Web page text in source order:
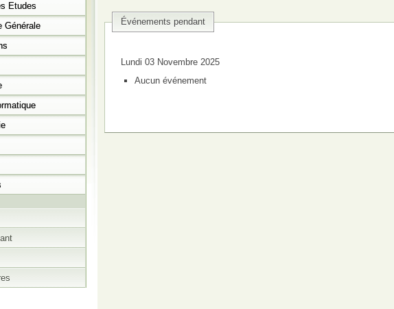
Événements pendant
Lundi 03 Novembre 2025
Aucun événement
Etudes
Générale